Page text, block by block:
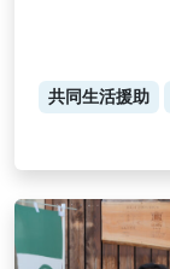
共同生活援助